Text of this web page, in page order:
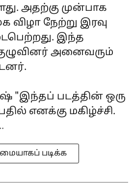
அதற்கு முன்பாக
விழா நேற்று இரவு
இந்த
அனைவரும்
"இந்தப் படத்தின் ஒரு
எனக்கு மகிழ்ச்சி.
படிக்க